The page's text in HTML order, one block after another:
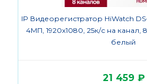
IP Видеорегистратор HiWatch
4МП, 1920х1080, 25к/с на канал,
белый
21 459 ₽